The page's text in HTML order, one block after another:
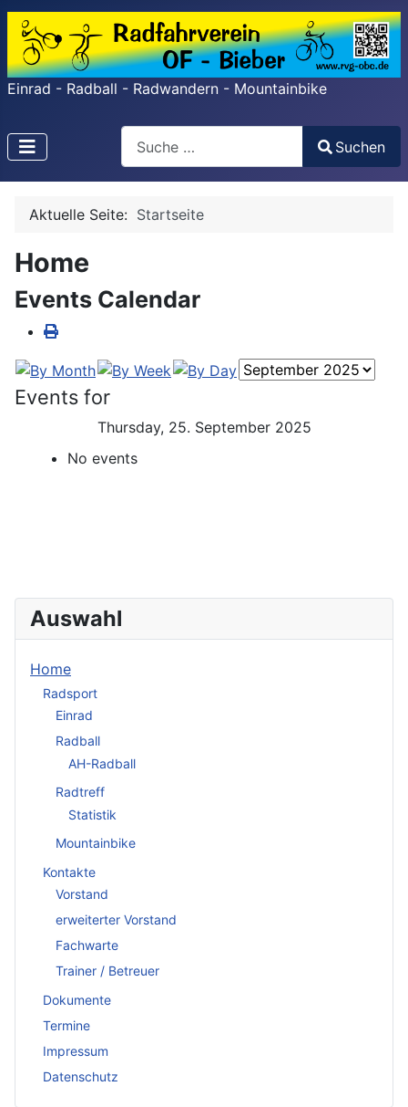
Einrad - Radball - Radwandern - Mountainbike
Search
Type 2 or more characters for results.
Suchen
Aktuelle Seite: Startseite
Home
Events Calendar
Events for
Thursday, 25. September 2025
No events
Auswahl
Home
Radsport
Einrad
Radball
AH-Radball
Radtreff
Statistik
Mountainbike
Kontakte
Vorstand
erweiterter Vorstand
Fachwarte
Trainer / Betreuer
Dokumente
Termine
Impressum
Datenschutz